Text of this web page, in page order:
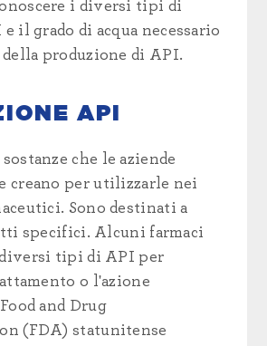
i diversi tipi di
il grado di acqua necessario
produzione di API.
API
che le aziende
creano per utilizzarle nei
Sono destinati a
specifici. Alcuni farmaci
tipi di API per
o l'azione
and Drug
(FDA) statunitense